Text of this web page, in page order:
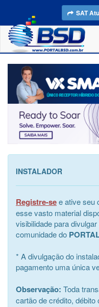
SAT
INSTALADOR
Registre-see ative seu
esse vasto material
visibilidade para
comunidade do
* A divulgação do
pagamento uma única
Observação: Toda
cartão de crédito, débito